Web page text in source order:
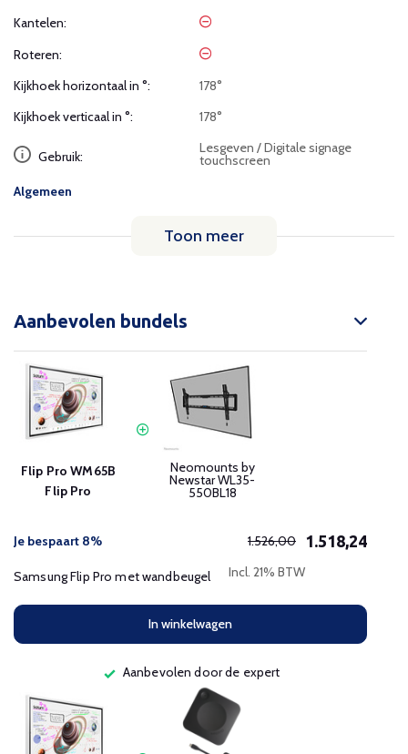
Kantelen:
Roteren:
Kijkhoek horizontaal in °:
178°
Kijkhoek verticaal in °:
178°
Gebruik:
Lesgeven / Digitale signage
touchscreen
Algemeen
Toon meer
Aanbevolen bundels
Flip Pro WM65B
Flip Pro
Neomounts by
Newstar WL35-
550BL18
Je bespaart 8% 1.526,00 1.518,24
Samsung Flip Pro met wandbeugel Incl. 21% BTW
In winkelwagen
Aanbevolen door de expert